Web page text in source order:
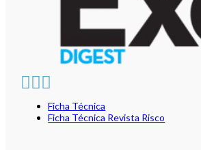
Ficha Técnica
Ficha Técnica Revista Risco